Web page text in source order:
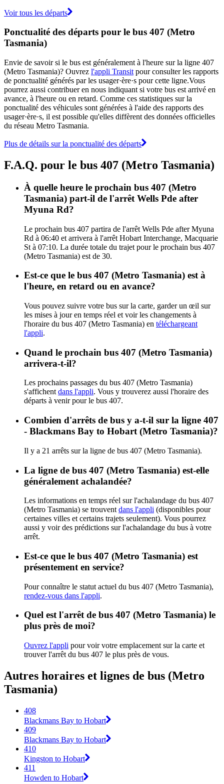
Voir tous les départs
Ponctualité des départs pour le bus 407 (Metro
Tasmania)
Envie de savoir si le bus est généralement à l'heure sur la ligne 407
(Metro Tasmania)? Ouvrez l'appli Transit pour consulter les rapports
de ponctualité générés par les usager·ère·s pour cette ligne.Vous
pourrez aussi contribuer en nous indiquant si votre bus est arrivé en
avance, à l'heure ou en retard. Comme ces statistiques sur la
ponctualité des véhicules sont générées à l'aide des rapports des
usager·ère·s, il est possible qu'elles diffèrent des données officielles
du réseau Metro Tasmania.
Plus de détails sur la ponctualité des départs
F.A.Q. pour le bus 407 (Metro Tasmania)
À quelle heure le prochain bus 407 (Metro
Tasmania) part-il de l'arrêt Wells Pde after
Myuna Rd?
Le prochain bus 407 partira de l'arrêt Wells Pde after Myuna
Rd à 06:40 et arrivera à l'arrêt Hobart Interchange, Macquarie
St à 07:10. La durée totale du trajet pour le prochain bus 407
(Metro Tasmania) est de 30.
Est-ce que le bus 407 (Metro Tasmania) est à
l'heure, en retard ou en avance?
Vous pouvez suivre votre bus sur la carte, garder un œil sur
les mises à jour en temps réel et voir les changements à
l'horaire du bus 407 (Metro Tasmania) en téléchargeant
l'appli.
Quand le prochain bus 407 (Metro Tasmania)
arrivera-t-il?
Les prochains passages du bus 407 (Metro Tasmania)
s'affichent dans l'appli. Vous y trouverez aussi l'horaire des
départs à venir pour le bus 407.
Combien d'arrêts de bus y a-t-il sur la ligne 407
- Blackmans Bay to Hobart (Metro Tasmania)?
Il y a 21 arrêts sur la ligne de bus 407 (Metro Tasmania).
La ligne de bus 407 (Metro Tasmania) est-elle
généralement achalandée?
Les informations en temps réel sur l'achalandage du bus 407
(Metro Tasmania) se trouvent dans l'appli (disponibles pour
certaines villes et certains trajets seulement). Vous pourrez
aussi y voir des prédictions sur l'achalandage du bus à votre
arrêt.
Est-ce que le bus 407 (Metro Tasmania) est
présentement en service?
Pour connaître le statut actuel du bus 407 (Metro Tasmania),
rendez-vous dans l'appli.
Quel est l'arrêt de bus 407 (Metro Tasmania) le
plus près de moi?
Ouvrez l'appli pour voir votre emplacement sur la carte et
trouver l'arrêt du bus 407 le plus près de vous.
Autres horaires et lignes de bus (Metro
Tasmania)
408
Blackmans Bay to Hobart
409
Blackmans Bay to Hobart
410
Kingston to Hobart
411
Howden to Hobart